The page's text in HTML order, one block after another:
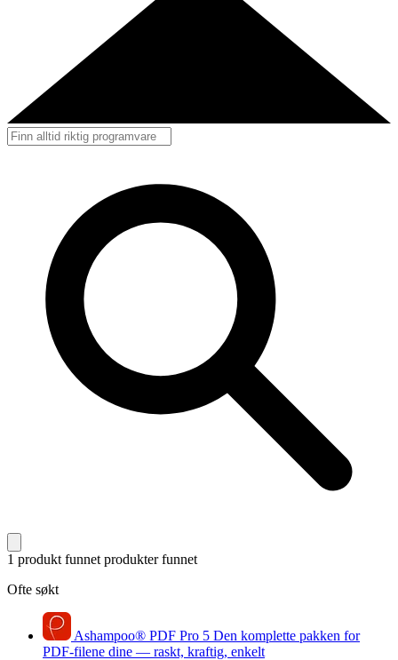
1 produkt funnet produkter funnet
Ofte søkt
Ashampoo® PDF Pro 5 Den komplette pakken for
PDF-filene dine — raskt, kraftig, enkelt